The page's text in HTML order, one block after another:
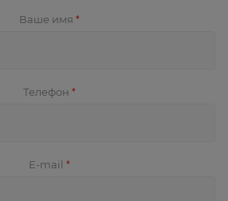
Ваше имя *
Телефон *
E-mail *